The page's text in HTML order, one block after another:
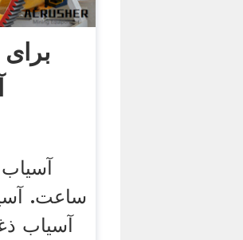
ساعت.
آسیاب